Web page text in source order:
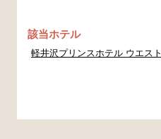
該当ホテル
軽井沢プリンスホテル ウエスト